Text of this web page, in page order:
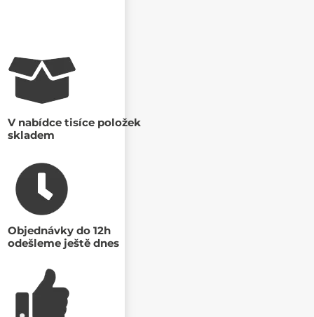
V nabídce tisíce položek
skladem
Objednávky do 12h
odešleme ještě dnes